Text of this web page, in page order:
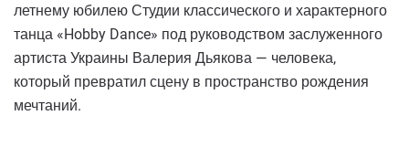
летнему юбилею Студии классического и характерного
танца «Hobby Dance» под руководством заслуженного
артиста Украины Валерия Дьякова — человека,
который превратил сцену в пространство рождения
мечтаний.